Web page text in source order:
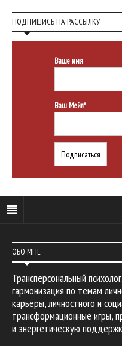
ПОДПИШИСЬ НА РАССЫЛКУ
Ваше имя
Ваш Мейл*
ОБО МНЕ
Трансперсональный
гармонизация по темам
карьеры, личностного и
трансформационные игры,
и энергетическую